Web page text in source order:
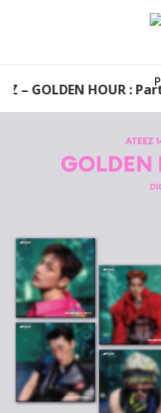
– GOLDEN HOUR :